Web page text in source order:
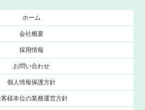
ホーム
会社概要
採用情報
お問い合わせ
個人情報保護方針
客様本位の業務運営方針